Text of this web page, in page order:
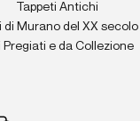
Tappeti Antichi
di Murano del XX secolo
Pregiati e da Collezione